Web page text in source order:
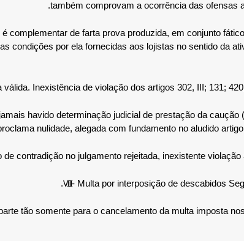
também comprovam a ocorrência das ofensas
de farta prova produzida, em conjunto
condições por ela fornecidas aos lojistas no sentido da
Inexistência de violação dos artigos 302, III; 131;
havido determinação judicial de prestação da
nulidade, alegada com fundamento no aludido
de contradição no julgamento rejeitada, inexistente
VIII- Multa por interposição de descabidos
tão somente para o cancelamento da multa imposta